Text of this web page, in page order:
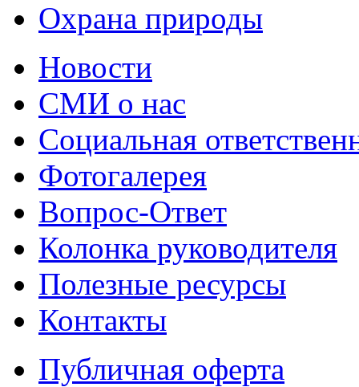
Охрана природы
Новости
СМИ о нас
Социальная
Фотогалерея
Вопрос-Ответ
Колонка руководителя
Полезные ресурсы
Контакты
Публичная оферта